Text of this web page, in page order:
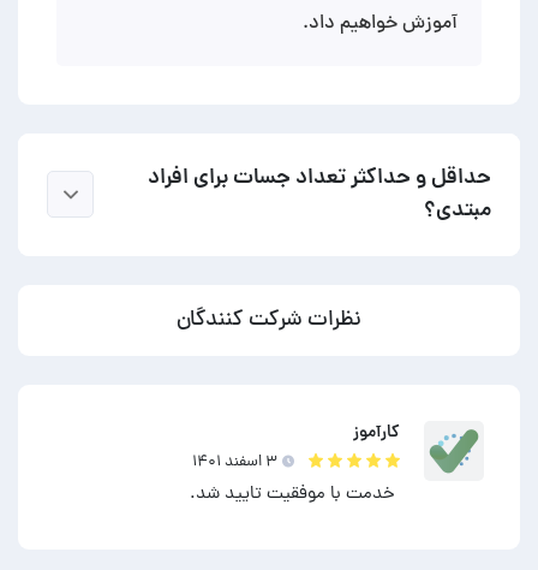
آموزش خواهیم داد.
حداقل و حداکثر تعداد جسات برای افراد
مبتدی؟
نظرات شرکت کنندگان
کارآموز
۳ اسفند ۱۴۰۱
خدمت با موفقیت تایید شد.